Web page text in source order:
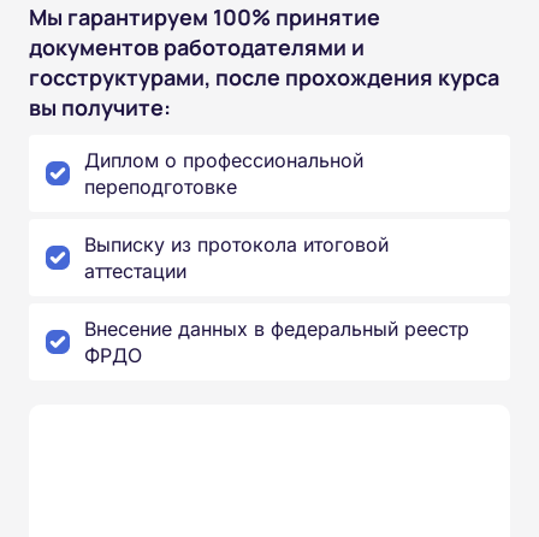
Мы гарантируем 100% принятие
документов работодателями и
госструктурами, после прохождения курса
вы получите:
Диплом о профессиональной
переподготовке
Выписку из протокола итоговой
аттестации
Внесение данных в федеральный реестр
ФРДО